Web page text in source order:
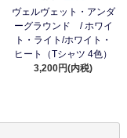
ヴェルヴェット・アンダ
ーグラウンド / ホワイ
ト・ライト/ホワイト・
ヒート（Tシャツ 4色）
3,200円(内税)